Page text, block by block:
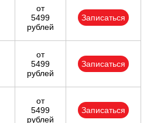
от
5499
рублей
Записаться
от
5499
рублей
Записаться
от
5499
рублей
Записаться